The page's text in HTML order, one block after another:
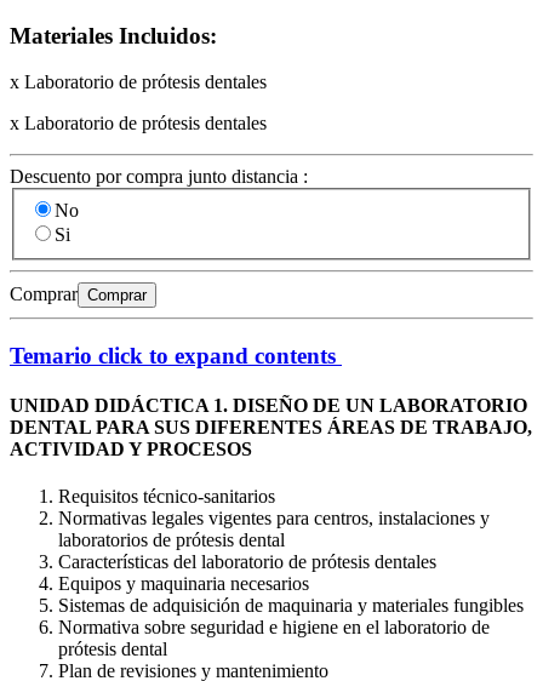
Materiales Incluidos:
x Laboratorio de prótesis dentales
x Laboratorio de prótesis dentales
Descuento por compra junto distancia :
No
Si
Comprar Comprar
Temario click to expand contents
UNIDAD DIDÁCTICA 1. DISEÑO DE UN LABORATORIO
DENTAL PARA SUS DIFERENTES ÁREAS DE TRABAJO,
ACTIVIDAD Y PROCESOS
Requisitos técnico-sanitarios
Normativas legales vigentes para centros, instalaciones y
laboratorios de prótesis dental
Características del laboratorio de prótesis dentales
Equipos y maquinaria necesarios
Sistemas de adquisición de maquinaria y materiales fungibles
Normativa sobre seguridad e higiene en el laboratorio de
prótesis dental
Plan de revisiones y mantenimiento